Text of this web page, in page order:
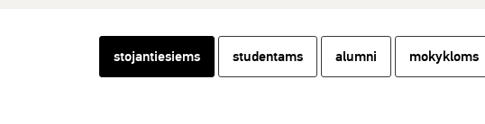
stojantiesiems studentams alumni mokykloms